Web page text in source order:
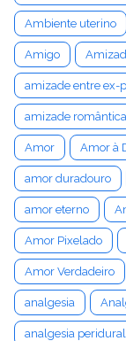
Ambiente uterino
Amigo
amizade entre ex-
amizade romântica
Amor Amor à
amor duradouro
amor eterno
Amor Pixelado
Amor Verdadeiro
analgesia
analgesia peridural